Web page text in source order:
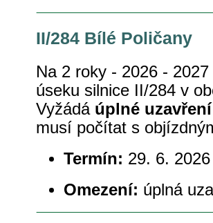
II/284 Bílé Poličany
Na 2 roky - 2026 -
úseku silnice II/284 v
Vyžádá úplné
musí počítat s
Termín: 29. 6.
Omezení: úplná